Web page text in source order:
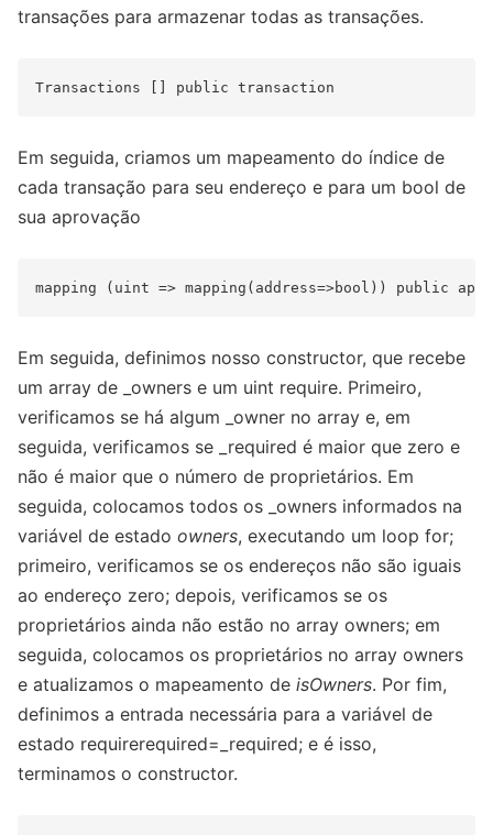
transações para armazenar todas as transações.
Em seguida, criamos um mapeamento do índice de
cada transação para seu endereço e para um bool de
sua aprovação
Em seguida, definimos nosso constructor, que recebe
um array de _owners e um uint require. Primeiro,
verificamos se há algum _owner no array e, em
seguida, verificamos se _required é maior que zero e
não é maior que o número de proprietários. Em
seguida, colocamos todos os _owners informados na
variável de estado owners, executando um loop for;
primeiro, verificamos se os endereços não são iguais
ao endereço zero; depois, verificamos se os
proprietários ainda não estão no array owners; em
seguida, colocamos os proprietários no array owners
e atualizamos o mapeamento de isOwners. Por fim,
definimos a entrada necessária para a variável de
estado requirerequired=_required; e é isso,
terminamos o constructor.